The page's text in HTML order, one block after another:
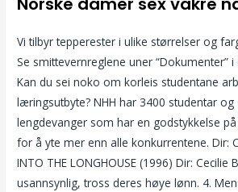
Vi tilbyr tepperester i ulike størrelser og
Se smittevernreglene uner “Dokumenter”
Kan du sei noko om korleis studentane
læringsutbyte? NHH har 3400 studentar og
lengdevanger som har en godstykkelse
for å yte mer enn alle konkurrentene. Dir:
INTO THE LONGHOUSE (1996) Dir:
usannsynlig, tross deres høye lønn. 4.